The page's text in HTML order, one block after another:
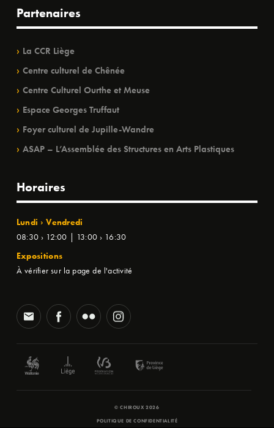
Partenaires
La CCR Liège
Centre culturel de Chênée
Centre Culturel Ourthe et Meuse
Espace Georges Truffaut
Foyer culturel de Jupille-Wandre
ASAP – L’Assemblée des Structures en Arts Plastiques
Horaires
Lundi › Vendredi
08:30 › 12:00 | 13:00 › 16:30
Expositions
À vérifier sur la page de l'activité
© CHIROUX 2026
POLITIQUE DE CONFIDENTIALITÉ